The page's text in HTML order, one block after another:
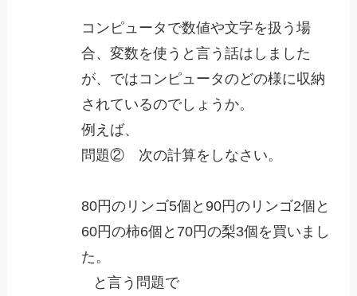
コンピュータで数値や文字を扱う場
合、変数を使うと言う話はしました
が、ではコンピュータのどの様に収納
されているのでしょうか。
例えば、
問題② 次の計算をしなさい。
80円のリンゴ5個と90円のリンゴ2個と
60円の柿6個と70円の梨3個を買いまし
た。
と言う問題で